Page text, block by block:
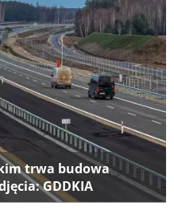
trwa budowa
GDDKIA